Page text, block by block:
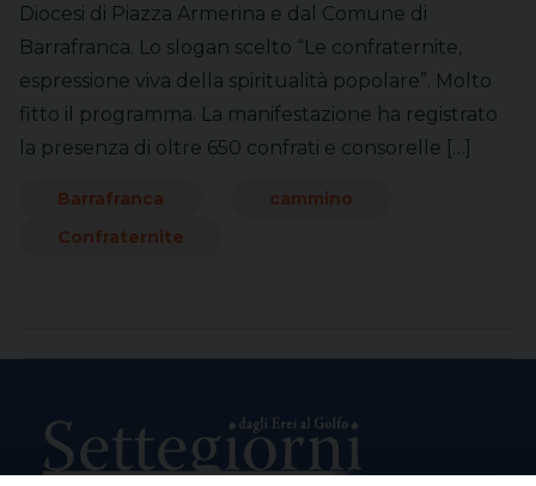
Diocesi di Piazza Armerina e dal Comune di
Barrafranca. Lo slogan scelto “Le confraternite,
espressione viva della spiritualità popolare”. Molto
fitto il programma. La manifestazione ha registrato
la presenza di oltre 650 confrati e consorelle […]
Barrafranca
cammino
Confraternite